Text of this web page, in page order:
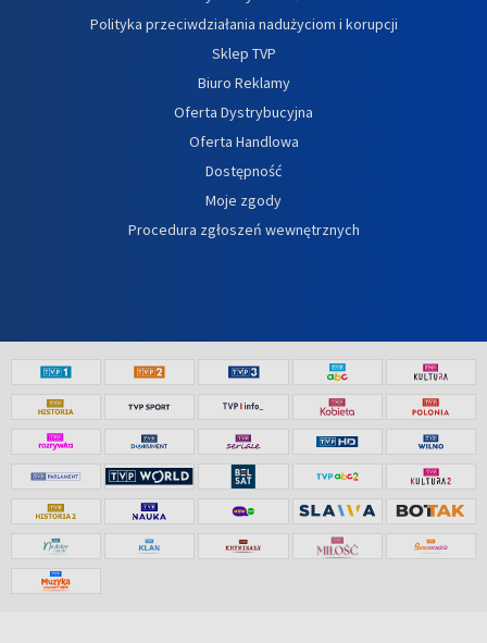
Polityka przeciwdziałania nadużyciom i korupcji
Sklep TVP
Biuro Reklamy
Oferta Dystrybucyjna
Oferta Handlowa
Dostępność
Moje zgody
Procedura zgłoszeń wewnętrznych